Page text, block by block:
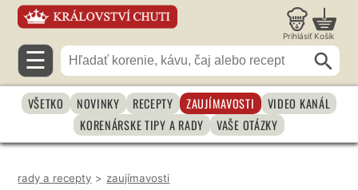
Prihlásiť Košík
☰
VŠETKO NOVINKY RECEPTY ZAUJÍMAVOSTI
VIDEO KANÁL
KORENÁRSKE TIPY A RADY
VAŠE OTÁZKY
rady a recepty > zaujímavosti